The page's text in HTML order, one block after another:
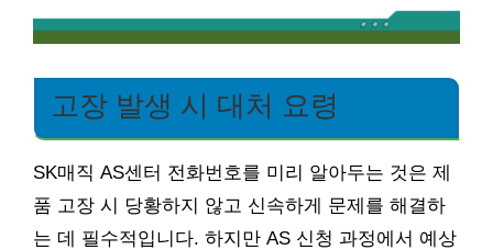
고장 발생 시 대처 요령
SK매직 AS센터 전화번호를 미리 알아두는 것은 제
품 고장 시 당황하지 않고 신속하게 문제를 해결하
는 데 필수적입니다. 하지만 AS 신청 과정에서 예상